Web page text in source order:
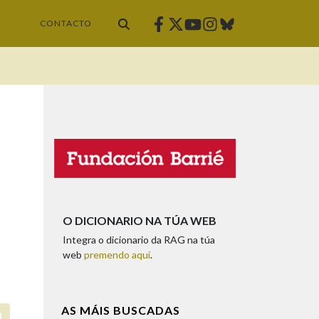
CONTACTO Facebook
Twitter
Youtube
Instagram
Bluesky
O DICIONARIO NA TÚA WEB
Integra o dicionario da RAG na túa
web premendo aquí.
AS MÁIS BUSCADAS